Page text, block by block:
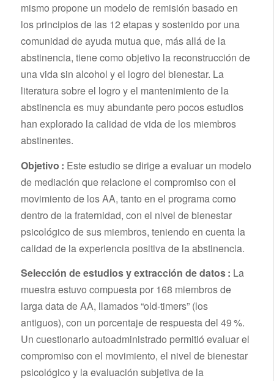
mismo propone un modelo de remisión basado en
los principios de las 12 etapas y sostenido por una
comunidad de ayuda mutua que, más allá de la
abstinencia, tiene como objetivo la reconstrucción de
una vida sin alcohol y el logro del bienestar. La
literatura sobre el logro y el mantenimiento de la
abstinencia es muy abundante pero pocos estudios
han explorado la calidad de vida de los miembros
abstinentes.
Objetivo : Este estudio se dirige a evaluar un modelo
de mediación que relacione el compromiso con el
movimiento de los AA, tanto en el programa como
dentro de la fraternidad, con el nivel de bienestar
psicológico de sus miembros, teniendo en cuenta la
calidad de la experiencia positiva de la abstinencia.
Selección de estudios y extracción de datos : La
muestra estuvo compuesta por 168 miembros de
larga data de AA, llamados “old-timers” (los
antiguos), con un porcentaje de respuesta del 49 %.
Un cuestionario autoadministrado permitió evaluar el
compromiso con el movimiento, el nivel de bienestar
psicológico y la evaluación subjetiva de la